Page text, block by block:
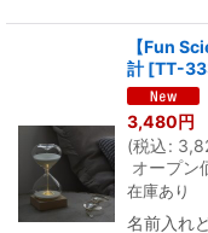
【Fun
計 [TT-
3,480円
(税込:
オープン
在庫あり
名前入れ